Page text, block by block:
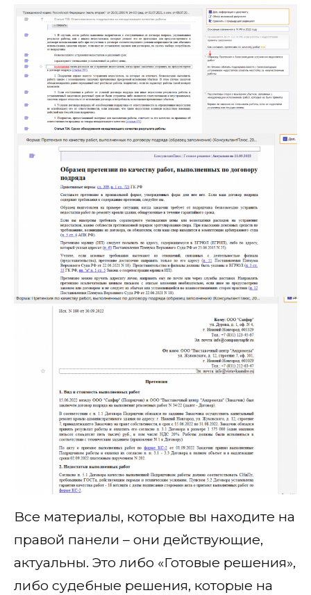
Все материалы, которые вы находите на
правой панели – они действующие,
актуальны. Это либо «Готовые решения»,
либо судебные решения, которые на